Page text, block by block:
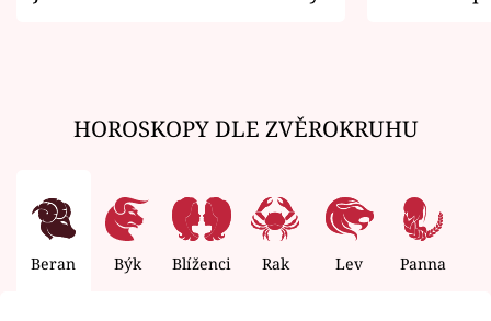
HOROSKOPY DLE ZVĚROKRUHU
Beran Býk Blíženci Rak Lev Panna